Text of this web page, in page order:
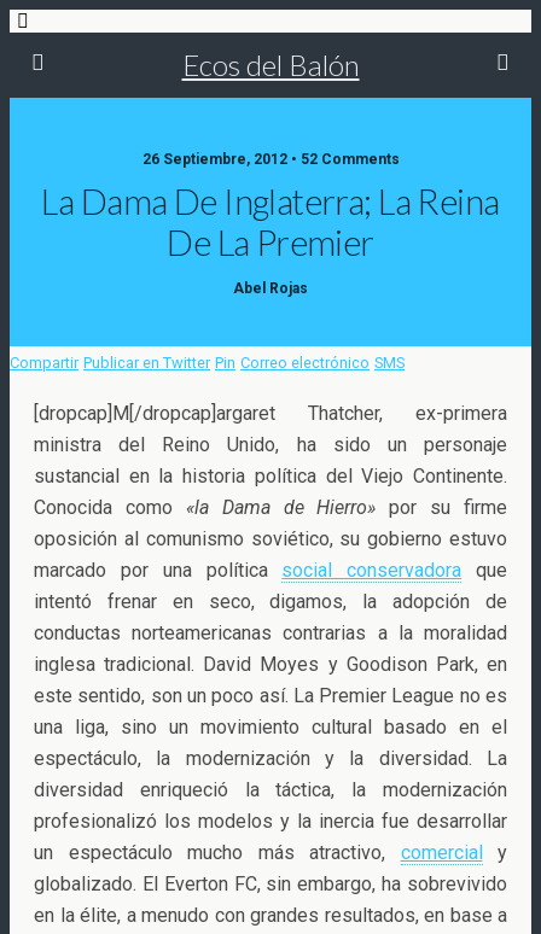
Ecos del Balón
26 Septiembre, 2012 • 52 Comments
La Dama De Inglaterra; La Reina
De La Premier
Abel Rojas
Compartir Publicar en Twitter Pin Correo electrónico SMS
[dropcap]M[/dropcap]argaret Thatcher, ex-primera
ministra del Reino Unido, ha sido un personaje
sustancial en la historia política del Viejo Continente.
Conocida como «la Dama de Hierro» por su firme
oposición al comunismo soviético, su gobierno estuvo
marcado poruna política social conservadora que
intentó frenar en seco, digamos, la adopción de
conductas norteamericanas contrarias a la moralidad
inglesa tradicional. David Moyes y Goodison Park, en
este sentido, son un poco así. La Premier League no es
una liga, sino un movimiento cultural basado en el
espectáculo, la modernización y la diversidad. La
diversidad enriqueció la táctica, la modernización
profesionalizó los modelos y la inercia fue desarrollar
un espectáculo mucho más atractivo, comercialy
globalizado. El Everton FC, sin embargo, ha sobrevivido
en la élite, a menudo con grandes resultados, en base a